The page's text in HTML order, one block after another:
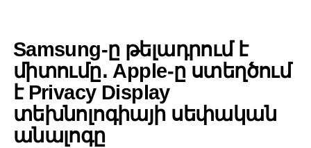
Samsung-ը թելադրում է
միտումը․ Apple-ը ստեղծում
է Privacy Display
տեխնոլոգիայի սեփական
անալոգը